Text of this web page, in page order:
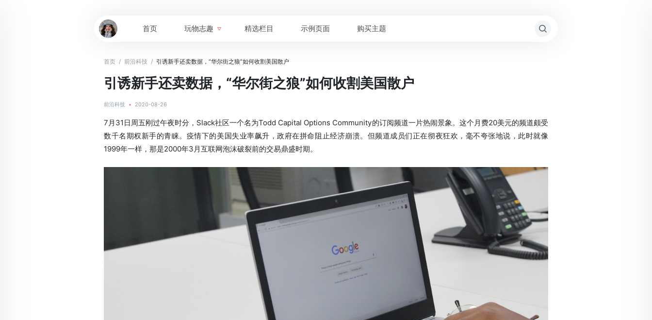
首页 玩物志趣 精选栏目 示例页面 购买主题
首页 / 前沿科技 / 引诱新手还卖数据，“华尔街之狼”如何收割美国散户
引诱新手还卖数据，“华尔街之狼”如何收割美国散户
前沿科技 • 2020-08-26
7月31日周五刚过午夜时分，Slack社区一个名为Todd Capital Options Community的订阅频道一片热闹景象。这个月费20美元的频道颇受
数千名期权新手的青睐。疫情下的美国失业率飙升，政府在拼命阻止经济崩溃。但频道成员们正在彻夜狂欢，毫不夸张地说，此时就像
1999年一样，那是2000年3月互联网泡沫破裂前的交易鼎盛时期。